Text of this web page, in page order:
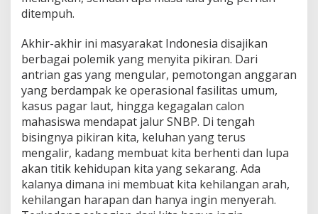
n
t
p
L
a
g
u
y
a
g
M
ditempuh.
Akhir-akhir ini masyarakat Indonesia disajikan
berbagai polemik yang menyita pikiran. Dari
antrian gas yang mengular, pemotongan anggaran
yang berdampak ke operasional fasilitas umum,
kasus pagar laut, hingga kegagalan calon
mahasiswa mendapat jalur SNBP. Di tengah
bisingnya pikiran kita, keluhan yang terus
mengalir, kadang membuat kita berhenti dan lupa
akan titik kehidupan kita yang sekarang. Ada
kalanya dimana ini membuat kita kehilangan arah,
kehilangan harapan dan hanya ingin menyerah.